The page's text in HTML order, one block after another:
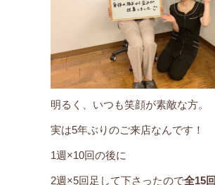
明るく、いつも笑顔が素敵な方。
実は5年ぶりのご来店なんです！
1週×10回の後に
2週×5回足して下さったので全15回